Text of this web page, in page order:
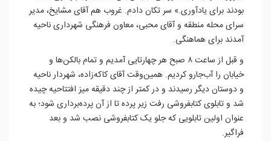
بودند برای یادآوری.» سر تکان دادم. غروب هم آقای مشایخ، مدیر
سرای محله منطقه و آقای محبی، معاون فرهنگی شهرداری ناحیه
آمدند برای هماهنگی.
و قبل از ساعت ۸ صبح هر چهارتایی آمدیم و تمام بالکن‌ها و
خیابان را آب‌جارو کردیم. همین‌وقت آقای کاکه‌زاده، شهردار ناحیه
و دوستان دیگر رسیدند و در کمتر از چند دقیقه میز افتتاحیه چیده
شد و تابلوی کتابفروشی رفت زیر پرده تا از آن پرده‌برداری شود؛ به
عنوان اولین تابلویی که جلو یک کتابفروشی نصب شد و بعد
فراگیر.